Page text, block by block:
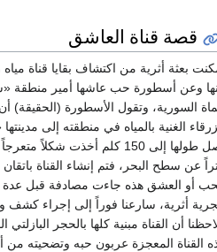
قصة قناة العاشق
السورية، وتقول الأسطورة
الغنية بالمياه في منطقته إلى
عن سطح البحر، فتم إنشاء القناة
أو العشق هذه جاءت مصادفة قبل عدة
أثرية، سارعنا فوراً إلى إجراء كشف
أن القناة مبنية كلها بالحجر
القناة المعجزة عربون حبه وتضحيته من